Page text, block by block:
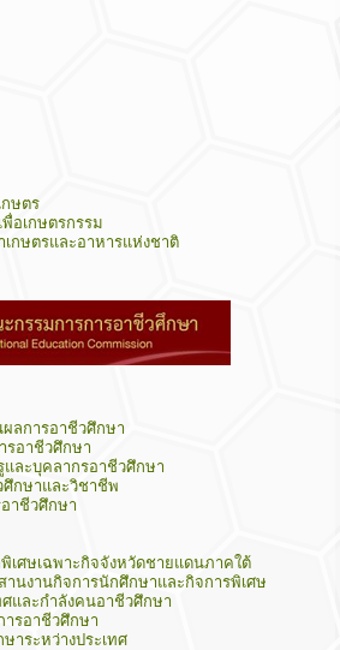
ษตร
อเกษตรกรรม
กษตรและอาหารแห่งชาติ
ลการอาชีวศึกษา
รอาชีวศึกษา
ละบุคลากรอาชีวศึกษา
ศึกษาและวิชาชีพ
าชีวศึกษา
ศษเฉพาะกิจจังหวัดชายแดนภาคใต้
นงานกิจการนักศึกษาและกิจการพิเศษ
และกำลังคนอาชีวศึกษา
รอาชีวศึกษา
าระหว่างประเทศ